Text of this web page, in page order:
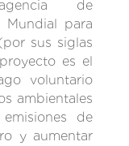
de
Mundial para
sus siglas
es el
voluntario
ambientales
de
y aumentar